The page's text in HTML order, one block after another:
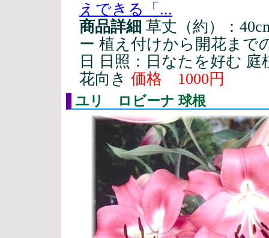
えできる「...
商品詳細 草丈（約）：
ー 植え付けから開花まで
日 日照：日なたを好む
花向き 価格 1000円
ユリ ロビーナ 球根